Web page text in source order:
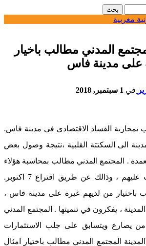
المدني مطالب باخيار
على مدينة فاس
في 1 سبتمبر, 2018
بمحاربة الفساد الاقتصادي في مدينة فاس.
الى السكتتة القلبية ،نتيجة وصول بعض
. المجتمع المدني مطالب بمحاسبة هؤلاء
المفسدين وغلق الباب عليهم ، وذالك عن طريق اقتراع 7 اكتوبر.
باختيار من لديهم غيرة على مدينة فاس ،
، يفكرون في تنميتها . المجتمع المدني
يصارع ويتسابق على جلب الاستثمارات
المجتمع المدني مطالب باختيار امثال